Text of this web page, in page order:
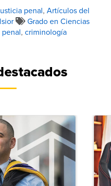
penal, Artículos del
Grado en Ciencias
, criminología